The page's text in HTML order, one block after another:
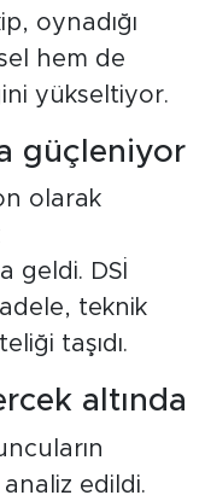
oynadığı
hem de
yükseltiyor.
güçleniyor
olarak
geldi. DSİ
teknik
taşıdı.
altında
edildi.